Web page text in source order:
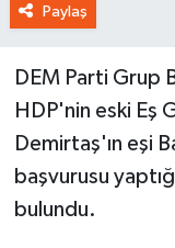
Paylaş
DEM Parti Grup
HDP'nin eski Eş
Demirtaş'ın eşi
başvurusu
bulundu.